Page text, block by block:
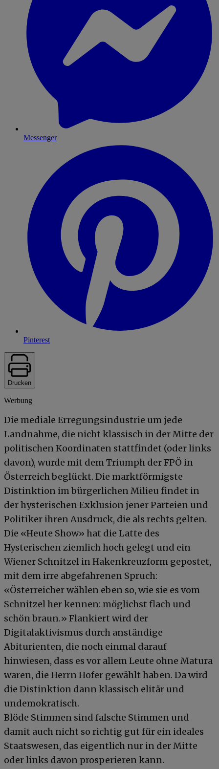
Messenger
Pinterest
Drucken
Werbung
Die mediale Erregungsindustrie um jede
Landnahme, die nicht klassisch in der Mitte der
politischen Koordinaten stattfindet (oder links
davon), wurde mit dem Triumph der FPÖ in
Österreich beglückt. Die marktförmigste
Distinktion im bürgerlichen Milieu findet in
der hysterischen Exklusion jener Parteien und
Politiker ihren Ausdruck, die als rechts gelten.
Die «Heute Show» hat die Latte des
Hysterischen ziemlich hoch gelegt und ein
Wiener Schnitzel in Hakenkreuzform gepostet,
mit dem irre abgefahrenen Spruch:
«Österreicher wählen eben so, wie sie es vom
Schnitzel her kennen: möglichst flach und
schön braun.» Flankiert wird der
Digitalaktivismus durch anständige
Abiturienten, die noch einmal darauf
hinwiesen, dass es vor allem Leute ohne Matura
waren, die Herrn Hofer gewählt haben. Da wird
die Distinktion dann klassisch elitär und
undemokratisch.
Blöde Stimmen sind falsche Stimmen und
damit auch nicht so richtig gut für ein ideales
Staatswesen, das eigentlich nur in der Mitte
oder links davon prosperieren kann.